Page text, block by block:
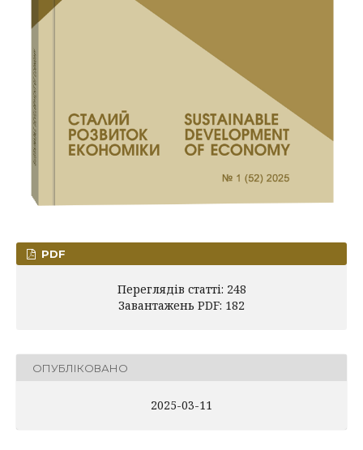
PDF
Переглядів статті: 248
Завантажень PDF: 182
ОПУБЛІКОВАНО
2025-03-11